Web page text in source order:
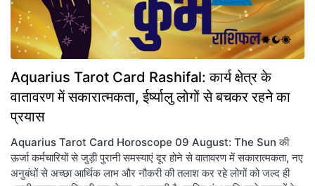
Aquarius Tarot Card Rashifal: कार्य क्षेत्र के
वातावरण में सकारात्मकता, ईर्ष्यालु लोगों से बचकर रहने का
प्रयास
Aquarius Tarot Card Horoscope 09 August: The Sun की
ऊर्जा कर्मचारियों से जुड़ी पुरानी समस्याएं दूर होने से वातावरण में सकारात्मकता, नए
अनुबंधों से अच्छा आर्थिक लाभ और नौकरी की तलाश कर रहे लोगों को जल्द ही